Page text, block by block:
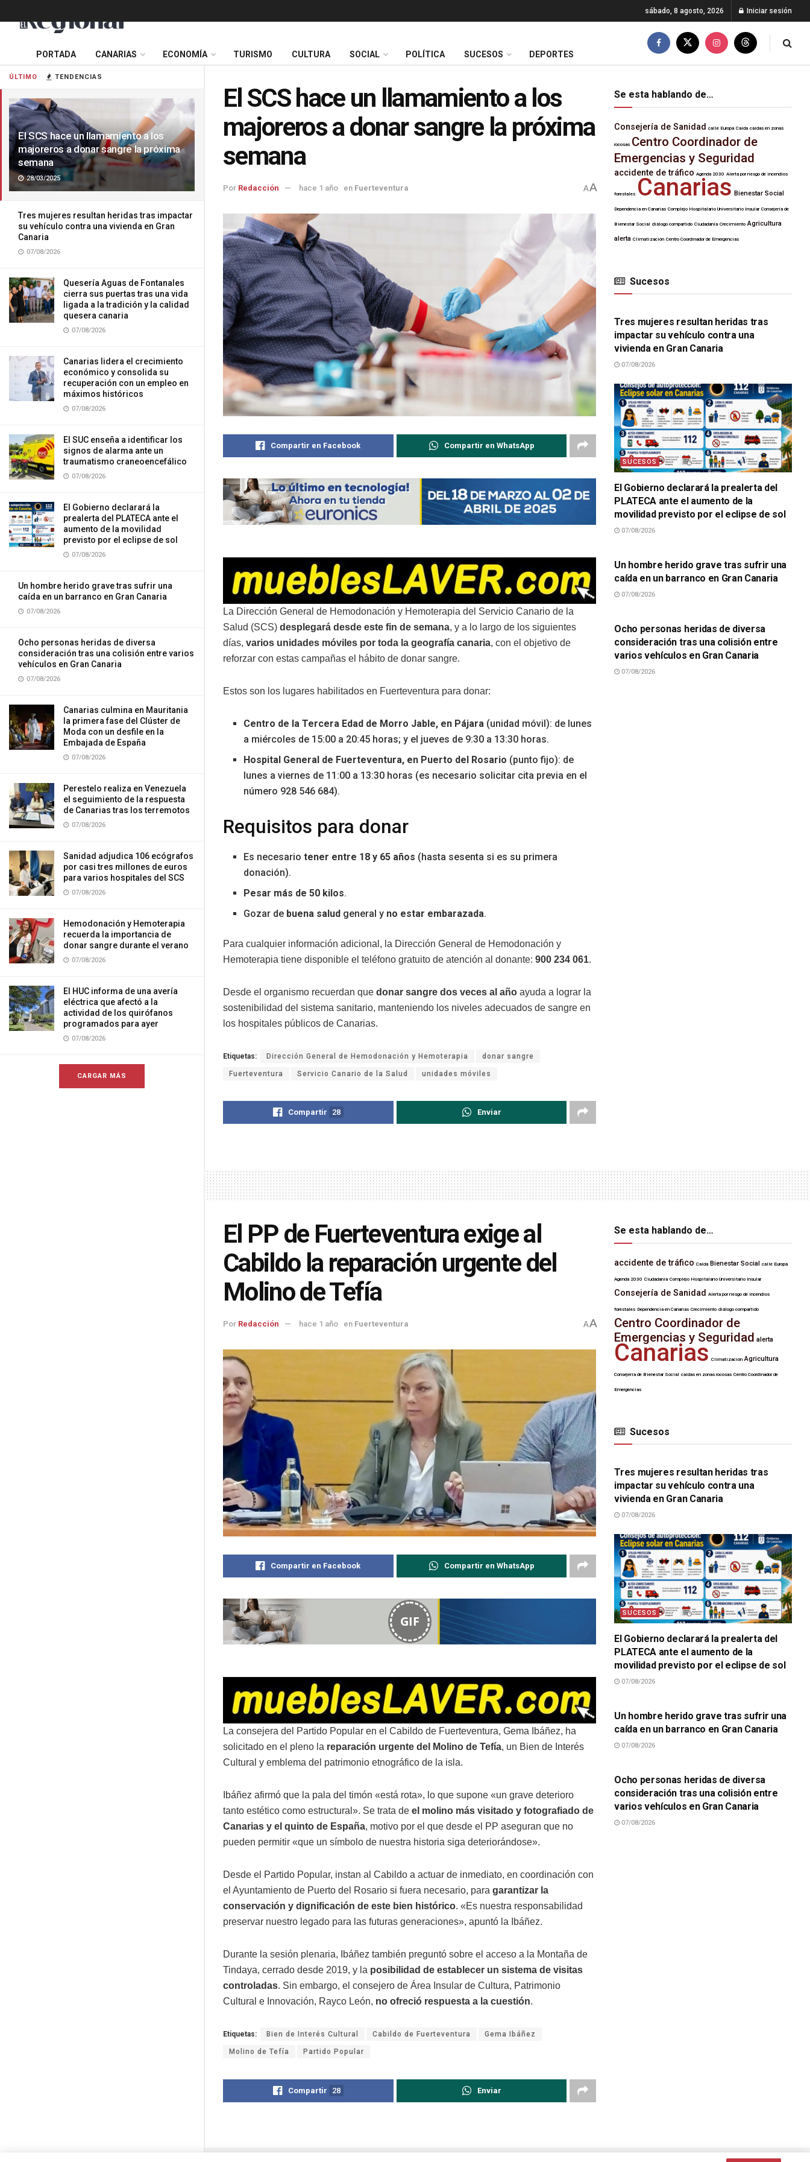
ÚLTIMO TENDENCIAS
El SCS hace un llamamiento a los
majoreros a donar sangre la próxima
semana
28/03/2025
Tres mujeres resultan heridas tras impactar
su vehículo contra una vivienda en Gran
Canaria
07/08/2026
Quesería Aguas de Fontanales
cierra sus puertas tras una vida
ligada a la tradición y la calidad
quesera canaria
07/08/2026
Canarias lidera el crecimiento
económico y consolida su
recuperación con un empleo en
máximos históricos
07/08/2026
El SUC enseña a identificar los
signos de alarma ante un
traumatismo craneoencefálico
07/08/2026
El Gobierno declarará la
prealerta del PLATECA ante el
aumento de la movilidad
previsto por el eclipse de sol
07/08/2026
Un hombre herido grave tras sufrir una
caída en un barranco en Gran Canaria
07/08/2026
Ocho personas heridas de diversa
consideración tras una colisión entre varios
vehículos en Gran Canaria
07/08/2026
Canarias culmina en Mauritania
la primera fase del Clúster de
Moda con un desfile en la
Embajada de España
07/08/2026
Perestelo realiza en Venezuela
el seguimiento de la respuesta
de Canarias tras los terremotos
07/08/2026
Sanidad adjudica 106 ecógrafos
por casi tres millones de euros
para varios hospitales del SCS
07/08/2026
Hemodonación y Hemoterapia
recuerda la importancia de
donar sangre durante el verano
07/08/2026
El HUC informa de una avería
eléctrica que afectó a la
actividad de los quirófanos
programados para ayer
07/08/2026
CARGAR MÁS
sábado, 8 agosto, 2026 Iniciar sesión
PORTADA CANARIAS ECONOMÍA TURISMO CULTURA SOCIAL POLÍTICA SUCESOS DEPORTES
El SCS hace un llamamiento a los
majoreros a donar sangre la próxima
semana
Por Redacción hace 1 año en Fuerteventura AA
Compartir en Facebook Compartir en WhatsApp
La Dirección General de Hemodonación y Hemoterapia del Servicio Canario de la
Salud (SCS) desplegará desde este fin de semana, y a lo largo de los siguientes
días, varios unidades móviles por toda la geografía canaria, con el objetivo de
reforzar con estas campañas el hábito de donar sangre.
Estos son los lugares habilitados en Fuerteventura para donar:
Centro de la Tercera Edad de Morro Jable, en Pájara (unidad móvil): de lunes
a miércoles de 15:00 a 20:45 horas; y el jueves de 9:30 a 13:30 horas.
Hospital General de Fuerteventura, en Puerto del Rosario (punto fijo): de
lunes a viernes de 11:00 a 13:30 horas (es necesario solicitar cita previa en el
número 928 546 684).
Requisitos para donar
Es necesariotener entre 18 y 65 años (hasta sesenta si es su primera
donación).
Pesar más de 50 kilos.
Gozar de buena salud general y no estar embarazada.
Para cualquier información adicional, la Dirección General de Hemodonación y
Hemoterapia tiene disponible el teléfono gratuito de atención al donante: 900 234 061.
Desde el organismo recuerdan que donar sangre dos veces al año ayuda a lograr la
sostenibilidad del sistema sanitario, manteniendo los niveles adecuados de sangre en
los hospitales públicos de Canarias.
Etiquetas: Dirección General de Hemodonación y Hemoterapia donar sangre
Fuerteventura Servicio Canario de la Salud unidades móviles
Compartir 28 Enviar
Se esta hablando de…
Consejería de Sanidad calle Europa Caída caídas en zonas
rocosas Centro Coordinador de
Emergencias y Seguridad
accidente de tráfico Agenda 2030 Alerta por riesgo de incendios
forestales Canarias Bienestar Social
Dependencia en Canarias Complejo Hospitalario Universitario Insular Consejería de
Bienestar Social diálogo compartido Ciudadanía Crecimiento Agricultura
alerta Climatización Centro Coordinador de Emergencias
Sucesos
SUCESOS
Tres mujeres resultan heridas tras
impactar su vehículo contra una
vivienda en Gran Canaria
07/08/2026
SUCESOS
El Gobierno declarará la prealerta del
PLATECA ante el aumento de la
movilidad previsto por el eclipse de sol
07/08/2026
Un hombre herido grave tras sufrir una
caída en un barranco en Gran Canaria
07/08/2026
Ocho personas heridas de diversa
consideración tras una colisión entre
varios vehículos en Gran Canaria
07/08/2026
El PP de Fuerteventura exige al
Cabildo la reparación urgente del
Molino de Tefía
Por Redacción hace 1 año en Fuerteventura AA
Compartir en Facebook Compartir en WhatsApp
GIF
La consejera del Partido Popular en el Cabildo de Fuerteventura, Gema Ibáñez, ha
solicitado en el pleno la reparación urgente del Molino de Tefía, un Bien de Interés
Cultural y emblema del patrimonio etnográfico de la isla.
Ibáñez afirmó que la pala del timón «está rota», lo que supone «un grave deterioro
tanto estético como estructural». Se trata de el molino más visitado y fotografiado de
Canarias y el quinto de España, motivo por el que desde el PP aseguran que no
pueden permitir «que un símbolo de nuestra historia siga deteriorándose».
Desde el Partido Popular, instan al Cabildo a actuar de inmediato, en coordinación con
el Ayuntamiento de Puerto del Rosario si fuera necesario, para garantizar la
conservación y dignificación de este bien histórico. «Es nuestra responsabilidad
preservar nuestro legado para las futuras generaciones», apuntó la Ibáñez.
Durante la sesión plenaria, Ibáñez también preguntó sobre el acceso a la Montaña de
Tindaya, cerrado desde 2019, y la posibilidad de establecer un sistema de visitas
controladas. Sin embargo, el consejero de Área Insular de Cultura, Patrimonio
Cultural e Innovación, Rayco León, no ofreció respuesta a la cuestión.
Etiquetas: Bien de Interés Cultural Cabildo de Fuerteventura Gema Ibáñez
Molino de Tefía Partido Popular
Compartir 28 Enviar
Se esta hablando de…
accidente de tráfico Caída Bienestar Social calle Europa
Agenda 2030 Ciudadanía Complejo Hospitalario Universitario Insular
Consejería de Sanidad Alerta por riesgo de incendios
forestales Dependencia en Canarias Crecimiento diálogo compartido
Centro Coordinador de
Emergencias y Seguridad alerta
Canarias Climatización Agricultura
Consejería de Bienestar Social caídas en zonas rocosas Centro Coordinador de
Emergencias
Sucesos
SUCESOS
Tres mujeres resultan heridas tras
impactar su vehículo contra una
vivienda en Gran Canaria
07/08/2026
SUCESOS
El Gobierno declarará la prealerta del
PLATECA ante el aumento de la
movilidad previsto por el eclipse de sol
07/08/2026
Un hombre herido grave tras sufrir una
caída en un barranco en Gran Canaria
07/08/2026
Ocho personas heridas de diversa
consideración tras una colisión entre
varios vehículos en Gran Canaria
07/08/2026